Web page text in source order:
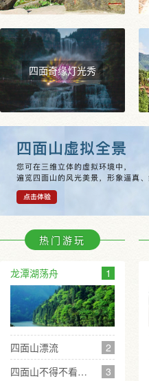
四面奇缘灯光秀
热门游玩
龙潭湖荡舟 1
四面山漂流
2
四面山不得不看的四大经典景观
3